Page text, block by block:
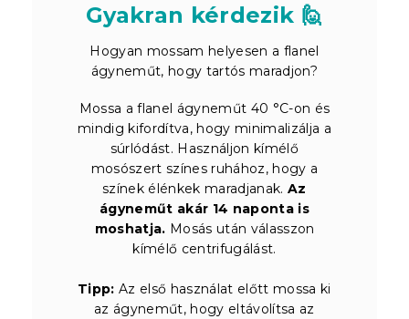
Gyakran kérdezik 🙋
Hogyan mossam helyesen a flanel
ágyneműt, hogy tartós maradjon?
Mossa a flanel ágyneműt 40 °C-on és
mindig kifordítva, hogy minimalizálja a
súrlódást. Használjon kímélő
mosószert színes ruhához, hogy a
színek élénkek maradjanak.Az
ágyneműt akár 14 naponta is
moshatja. Mosás után válasszon
kímélő centrifugálást.
Tipp: Az első használat előtt mossa ki
az ágyneműt, hogy eltávolítsa az